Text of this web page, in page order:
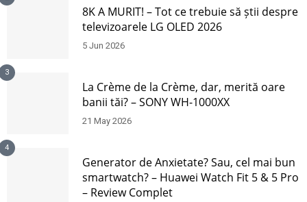
8K A MURIT! – Tot ce trebuie să știi despre
televizoarele LG OLED 2026
5 Jun 2026
3
La Crème de la Crème, dar, merită oare
banii tăi? – SONY WH-1000XX
21 May 2026
4
Generator de Anxietate? Sau, cel mai bun
smartwatch? – Huawei Watch Fit 5 & 5 Pro
– Review Complet